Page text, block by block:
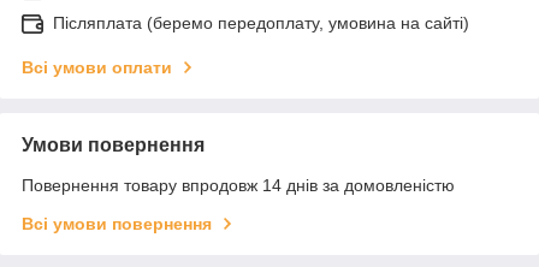
Післяплата (беремо передоплату, умовина на сайті)
Всі умови оплати
Умови повернення
Повернення товару впродовж 14 днів за домовленістю
Всі умови повернення